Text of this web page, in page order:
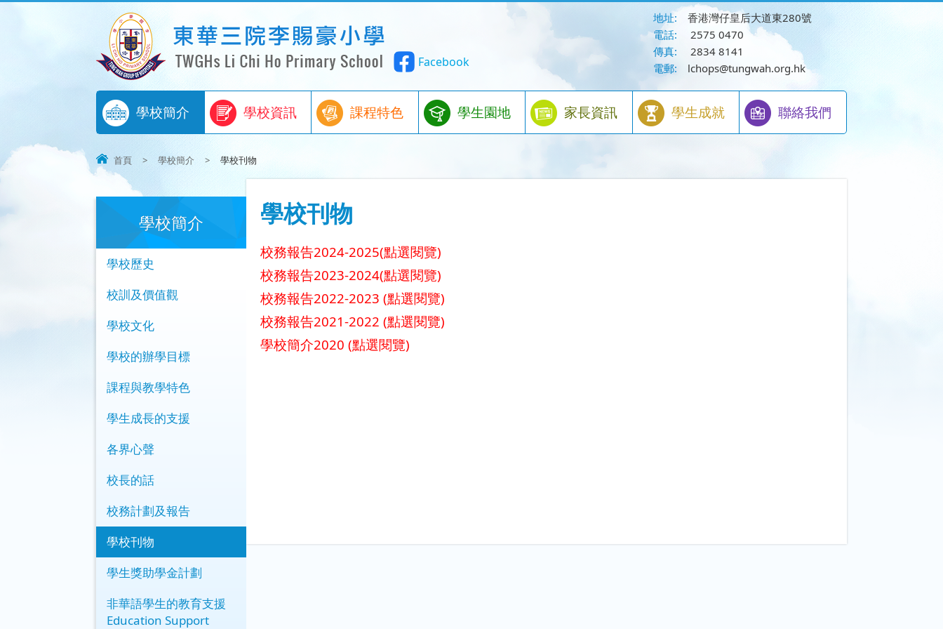
Facebook
地址:
香港灣仔皇后大道東280號
電話:
2575 0470
傳真:
2834 8141
電郵:
lchops@tungwah.org.hk
學校簡介 學校資訊 課程特色 學生園地 家長資訊 學生成就 聯絡我們
首頁 > 學校簡介 > 學校刊物
學校刊物
校務報告2024-2025(點選閱覽)
校務報告2023-2024(點選閱覽)
校務報告2022-2023 (點選閱覽)
校務報告2021-2022 (點選閱覽)
學校簡介2020 (點選閱覽)
學校簡介
學校歷史
校訓及價值觀
學校文化
學校的辦學目標
課程與教學特色
學生成長的支援
各界心聲
校長的話
校務計劃及報告
學校刊物
學生獎助學金計劃
非華語學生的教育支援
Education Support